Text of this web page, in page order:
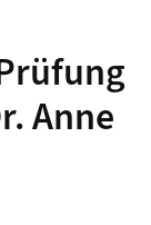
Anne